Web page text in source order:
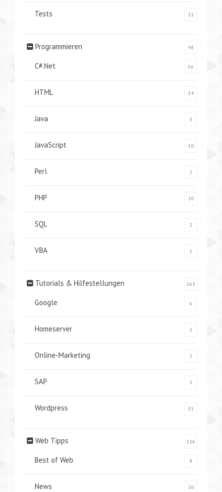
Tests 11
Programmieren 98
C#.Net 56
HTML 14
Java 3
JavaScript 10
Perl 2
PHP 20
SQL 2
VBA 1
Tutorials & Hilfestellungen 163
Google 6
Homeserver 2
Online-Marketing 2
SAP 3
Wordpress 31
Web Tipps 116
Best of Web 8
News 20